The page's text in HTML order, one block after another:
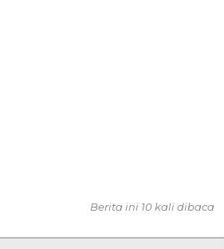
Berita ini 10 kali dibaca